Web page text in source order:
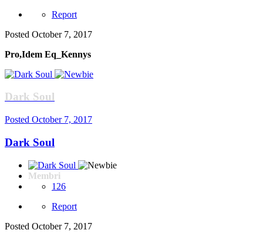
Report
Posted October 7, 2017
Pro,Idem Eq_Kennys
Dark Soul
Posted October 7, 2017
Dark Soul
Membri
126
Report
Posted October 7, 2017